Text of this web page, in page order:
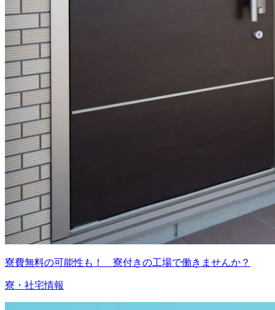
寮費無料の可能性も！ 寮付きの工場で働きませんか？
寮・社宅情報